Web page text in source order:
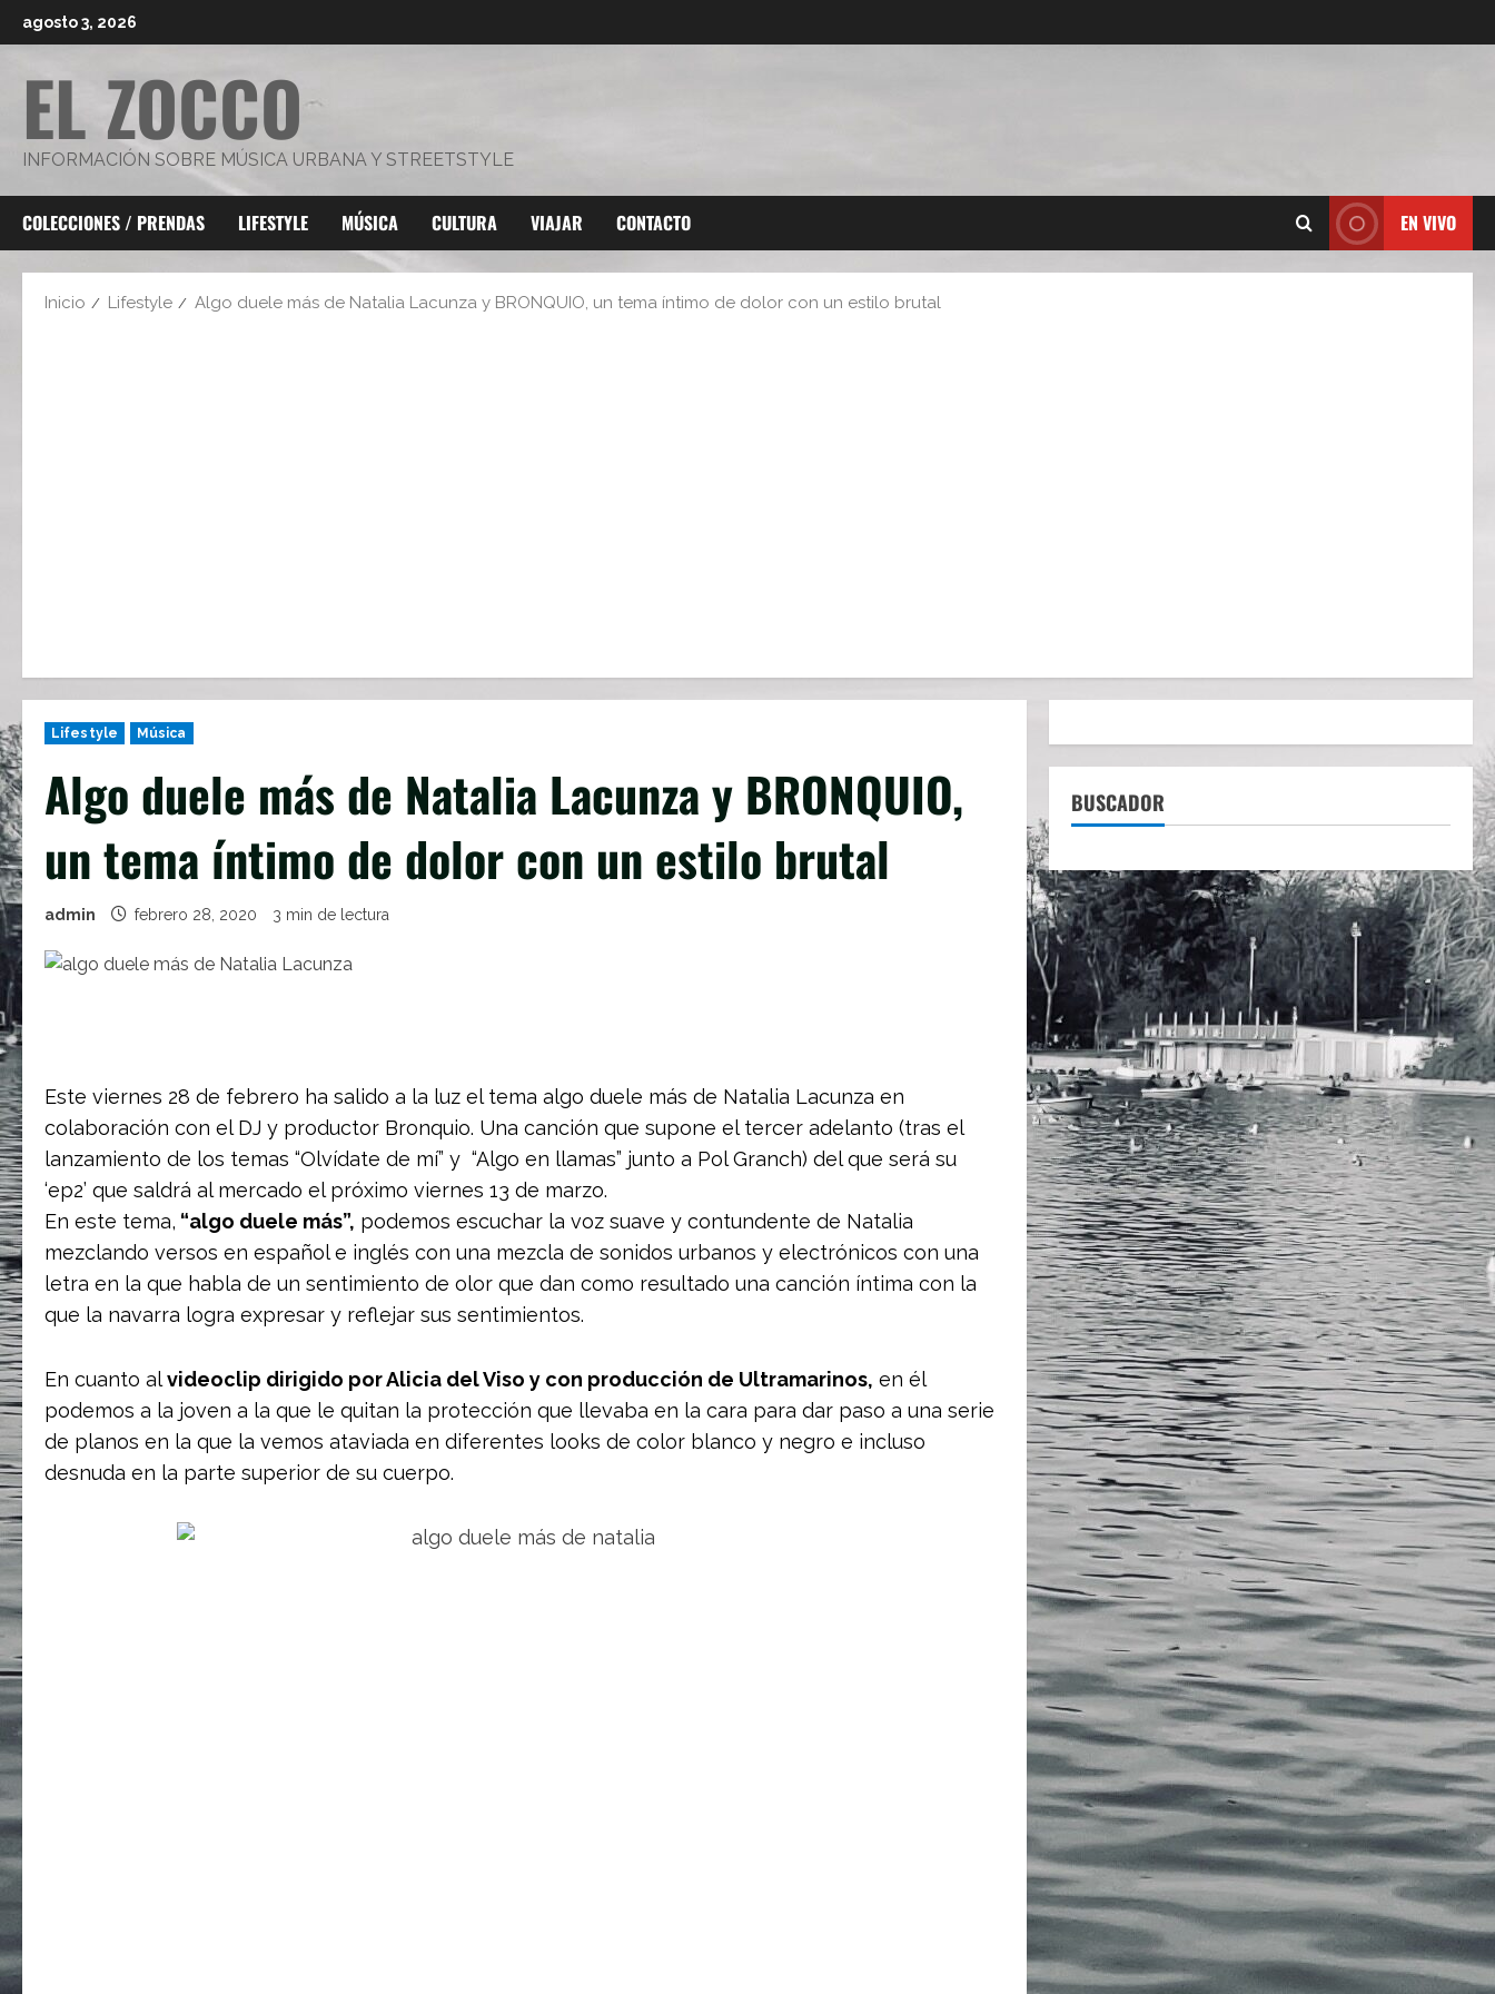
al
agosto 3, 2026
EL ZOCCO
INFORMACIÓN SOBRE MÚSICA URBANA Y STREETSTYLE
COLECCIONES / PRENDAS LIFESTYLE MÚSICA CULTURA VIAJAR CONTACTO EN VIVO
Inicio Lifestyle Algo duele más de Natalia Lacunza y BRONQUIO, un tema íntimo de dolor con un estilo brutal
Lifestyle Música
Algo duele más de Natalia Lacunza y BRONQUIO,
un tema íntimo de dolor con un estilo brutal
admin febrero 28, 2020 3 min de lectura
Este viernes 28 de febrero ha salido a la luz el tema algo duele más de Natalia Lacunza en
colaboración con el DJ y productor Bronquio. Una canción que supone el tercer adelanto (tras el
lanzamiento de los temas “Olvídate de mí” y “Algo en llamas” junto a Pol Granch) del que será su
‘ep2’ que saldrá al mercado el próximo viernes 13 de marzo.
En este tema, “algo duele más”, podemos escuchar la voz suave y contundente de Natalia
mezclando versos en español e inglés con una mezcla de sonidos urbanos y electrónicos con una
letra en la que habla de un sentimiento de olor que dan como resultado una canción íntima con la
que la navarra logra expresar y reflejar sus sentimientos.
En cuanto alvideoclip dirigido por Alicia del Viso y con producción de Ultramarinos, en él
podemos a la joven a la que le quitan la protección que llevaba en la cara para dar paso a una serie
de planos en la que la vemos ataviada en diferentes looks de color blanco y negro e incluso
desnuda en la parte superior de su cuerpo.
BUSCADOR